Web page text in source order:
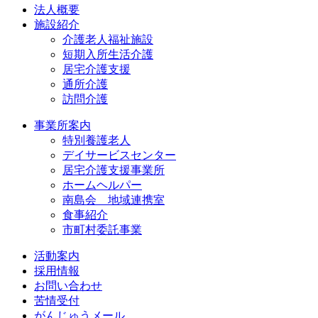
法人概要
施設紹介
介護老人福祉施設
短期入所生活介護
居宅介護支援
通所介護
訪問介護
事業所案内
特別養護老人
デイサービスセンター
居宅介護支援事業所
ホームヘルパー
南島会 地域連携室
食事紹介
市町村委託事業
活動案内
採用情報
お問い合わせ
苦情受付
がんじゅうメール